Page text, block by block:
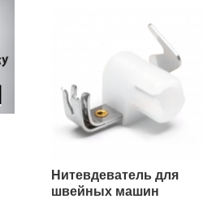
Нитевдеватель для
швейных машин